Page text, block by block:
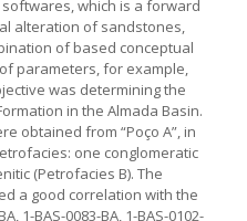
softwares, which is a forward
alteration of sandstones,
of based conceptual
parameters, for example,
was determining the
in the Almada Basin.
obtained from “Poço A”, in
one conglomeratic
(Petrofacies B). The
a good correlation with the
1-BAS-0083-BA, 1-BAS-0102-